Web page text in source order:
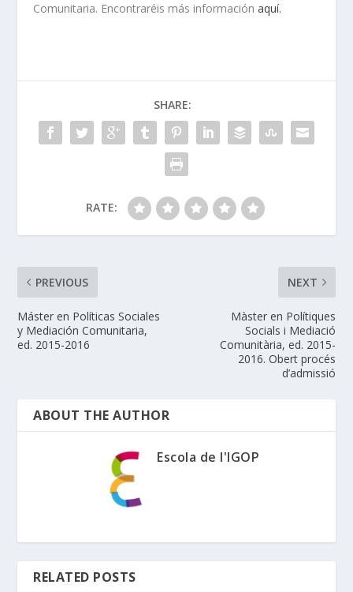
Comunitaria. Encontraréis más informaciónaquí.
SHARE:
RATE:
PREVIOUS
Máster en Políticas Sociales
y Mediación Comunitaria,
ed. 2015-2016
NEXT
Màster en Polítiques
Socials i Mediació
Comunitària, ed. 2015-
2016. Obert procés
d’admissió
ABOUT THE AUTHOR
Escola de l'IGOP
RELATED POSTS